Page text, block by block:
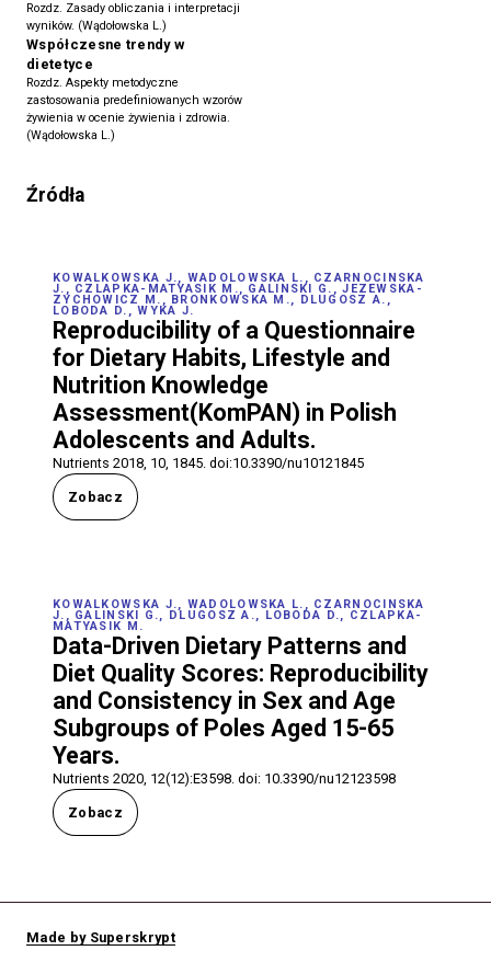
Rozdz. Zasady obliczania i interpretacji
wyników. (Wądołowska L.)
Współczesne trendy w
dietetyce
Rozdz. Aspekty metodyczne
zastosowania predefiniowanych wzorów
żywienia w ocenie żywienia i zdrowia.
(Wądołowska L.)
Źródła
KOWALKOWSKA J., WADOLOWSKA L., CZARNOCINSKA
J., CZLAPKA-MATYASIK M., GALINSKI G., JEZEWSKA-
ZYCHOWICZ M., BRONKOWSKA M., DLUGOSZ A.,
LOBODA D., WYKA J.
Reproducibility of a Questionnaire
for Dietary Habits, Lifestyle and
Nutrition Knowledge
Assessment(KomPAN) in Polish
Adolescents and Adults.
Nutrients 2018, 10, 1845. doi:10.3390/nu10121845
Zobacz
KOWALKOWSKA J., WADOLOWSKA L., CZARNOCINSKA
J., GALINSKI G., DLUGOSZ A., LOBODA D., CZLAPKA-
MATYASIK M.
Data-Driven Dietary Patterns and
Diet Quality Scores: Reproducibility
and Consistency in Sex and Age
Subgroups of Poles Aged 15-65
Years.
Nutrients 2020, 12(12):E3598. doi: 10.3390/nu12123598
Zobacz
Made by Superskrypt